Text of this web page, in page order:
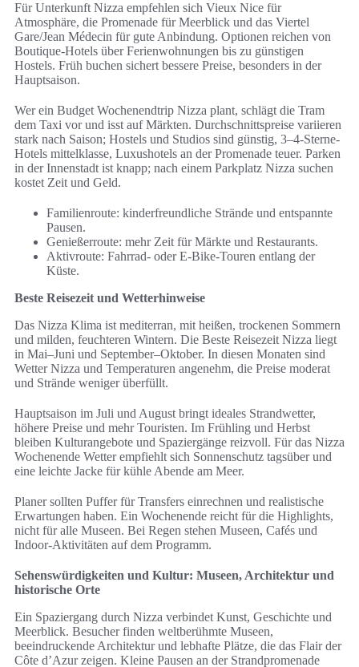
Für Unterkunft Nizza empfehlen sich Vieux Nice für
Atmosphäre, die Promenade für Meerblick und das Viertel
Gare/Jean Médecin für gute Anbindung. Optionen reichen von
Boutique-Hotels über Ferienwohnungen bis zu günstigen
Hostels. Früh buchen sichert bessere Preise, besonders in der
Hauptsaison.
Wer ein Budget Wochenendtrip Nizza plant, schlägt die Tram
dem Taxi vor und isst auf Märkten. Durchschnittspreise variieren
stark nach Saison; Hostels und Studios sind günstig, 3–4-Sterne-
Hotels mittelklasse, Luxushotels an der Promenade teuer. Parken
in der Innenstadt ist knapp; nach einem Parkplatz Nizza suchen
kostet Zeit und Geld.
Familienroute: kinderfreundliche Strände und entspannte
Pausen.
Genießerroute: mehr Zeit für Märkte und Restaurants.
Aktivroute: Fahrrad- oder E-Bike-Touren entlang der
Küste.
Beste Reisezeit und Wetterhinweise
Das Nizza Klima ist mediterran, mit heißen, trockenen Sommern
und milden, feuchteren Wintern. Die Beste Reisezeit Nizza liegt
in Mai–Juni und September–Oktober. In diesen Monaten sind
Wetter Nizza und Temperaturen angenehm, die Preise moderat
und Strände weniger überfüllt.
Hauptsaison im Juli und August bringt ideales Strandwetter,
höhere Preise und mehr Touristen. Im Frühling und Herbst
bleiben Kulturangebote und Spaziergänge reizvoll. Für das Nizza
Wochenende Wetter empfiehlt sich Sonnenschutz tagsüber und
eine leichte Jacke für kühle Abende am Meer.
Planer sollten Puffer für Transfers einrechnen und realistische
Erwartungen haben. Ein Wochenende reicht für die Highlights,
nicht für alle Museen. Bei Regen stehen Museen, Cafés und
Indoor-Aktivitäten auf dem Programm.
Sehenswürdigkeiten und Kultur: Museen, Architektur und
historische Orte
Ein Spaziergang durch Nizza verbindet Kunst, Geschichte und
Meerblick. Besucher finden weltberühmte Museen,
beeindruckende Architektur und lebhafte Plätze, die das Flair der
Côte d’Azur zeigen. Kleine Pausen an der Strandpromenade